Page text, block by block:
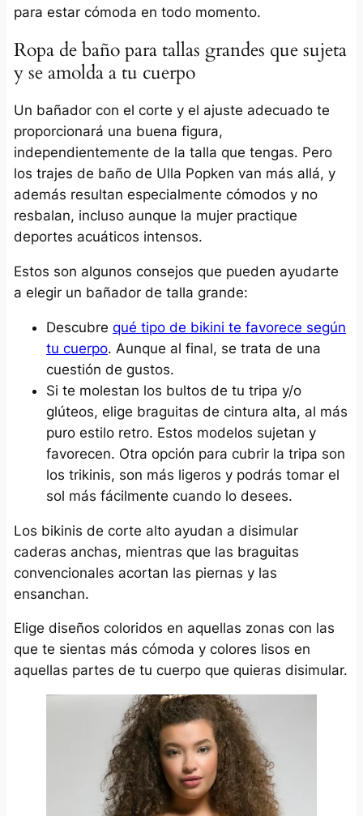
para estar cómoda en todo momento.
Ropa de baño para tallas grandes que sujeta
y se amolda a tu cuerpo
Un bañador con el corte y el ajuste adecuado te
proporcionará una buena figura,
independientemente de la talla que tengas. Pero
los trajes de baño de Ulla Popken van más allá, y
además resultan especialmente cómodos y no
resbalan, incluso aunque la mujer practique
deportes acuáticos intensos.
Estos son algunos consejos que pueden ayudarte
a elegir un bañador de talla grande:
Descubre qué tipo de bikini te favorece según
tu cuerpo. Aunque al final, se trata de una
cuestión de gustos.
Si te molestan los bultos de tu tripa y/o
glúteos, elige braguitas de cintura alta, al más
puro estilo retro. Estos modelos sujetan y
favorecen. Otra opción para cubrir la tripa son
los trikinis, son más ligeros y podrás tomar el
sol más fácilmente cuando lo desees.
Los bikinis de corte alto ayudan a disimular
caderas anchas, mientras que las braguitas
convencionales acortan las piernas y las
ensanchan.
Elige diseños coloridos en aquellas zonas con las
que te sientas más cómoda y colores lisos en
aquellas partes de tu cuerpo que quieras disimular.